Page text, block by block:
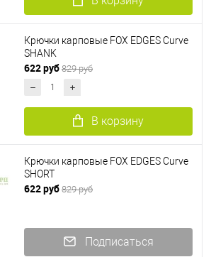
Крючки карповые FOX EDGES Curve
SHANK
622 руб 829 руб
В корзину
Крючки карповые FOX EDGES Curve
SHORT
622 руб 829 руб
Подписаться